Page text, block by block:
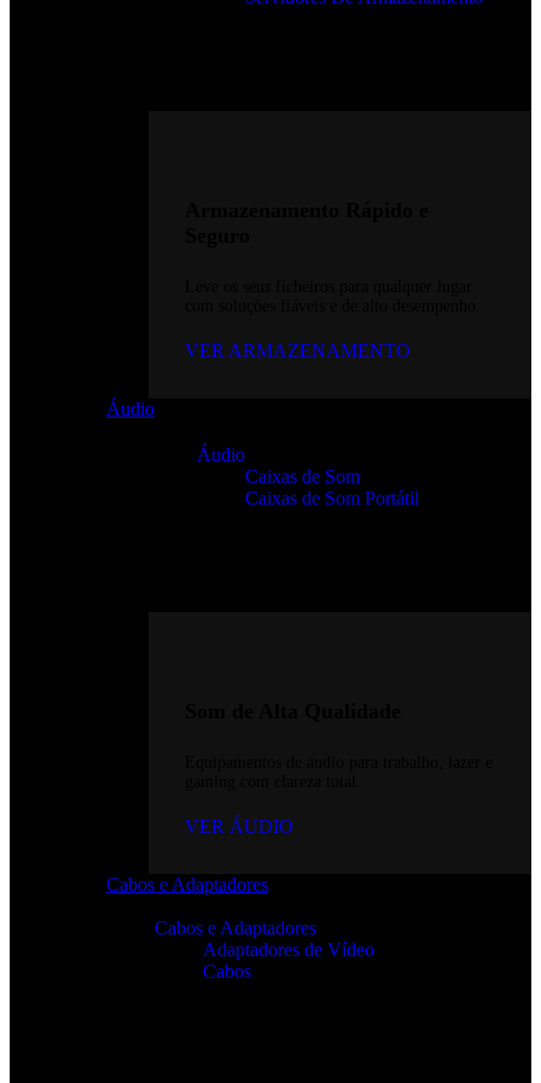
VER ARMAZENAMENTO
Áudio
Áudio
Caixas de Som
Caixas de Som Portátil
VER ÁUDIO
Cabos e Adaptadores
Cabos e Adaptadores
Adaptadores de Vídeo
Cabos